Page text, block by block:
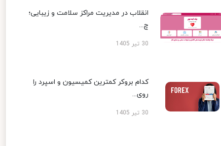
انقلاب در مدیریت مراکز سلامت و زیبایی؛
چ...
30 تیر 1405
کدام بروکر کمترین کمیسیون و اسپرد را
روی...
30 تیر 1405